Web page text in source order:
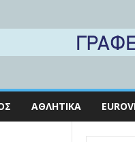
ΑΘΛΗΤΙΚΆ